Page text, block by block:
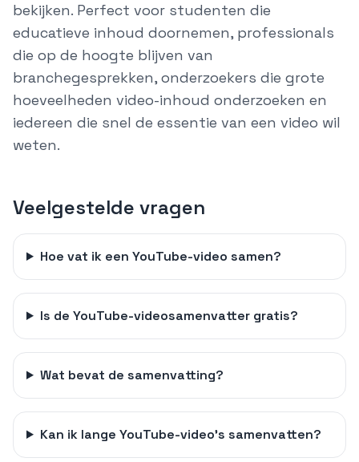
bekijken. Perfect voor studenten die
educatieve inhoud doornemen, professionals
die op de hoogte blijven van
branchegesprekken, onderzoekers die grote
hoeveelheden video-inhoud onderzoeken en
iedereen die snel de essentie van een video wil
weten.
Veelgestelde vragen
Hoe vat ik een YouTube-video samen?
Is de YouTube-videosamenvatter gratis?
Wat bevat de samenvatting?
Kan ik lange YouTube-video's samenvatten?